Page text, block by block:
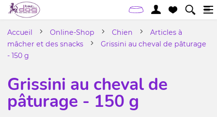
Accueil Online-Shop Chien
Articles à
mâcher et des snacks
Grissini au cheval de pâturage
- 150 g
Grissini au cheval de
pâturage - 150 g